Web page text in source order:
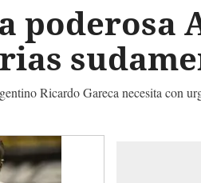
poderosa
Ricardo Gareca necesita con